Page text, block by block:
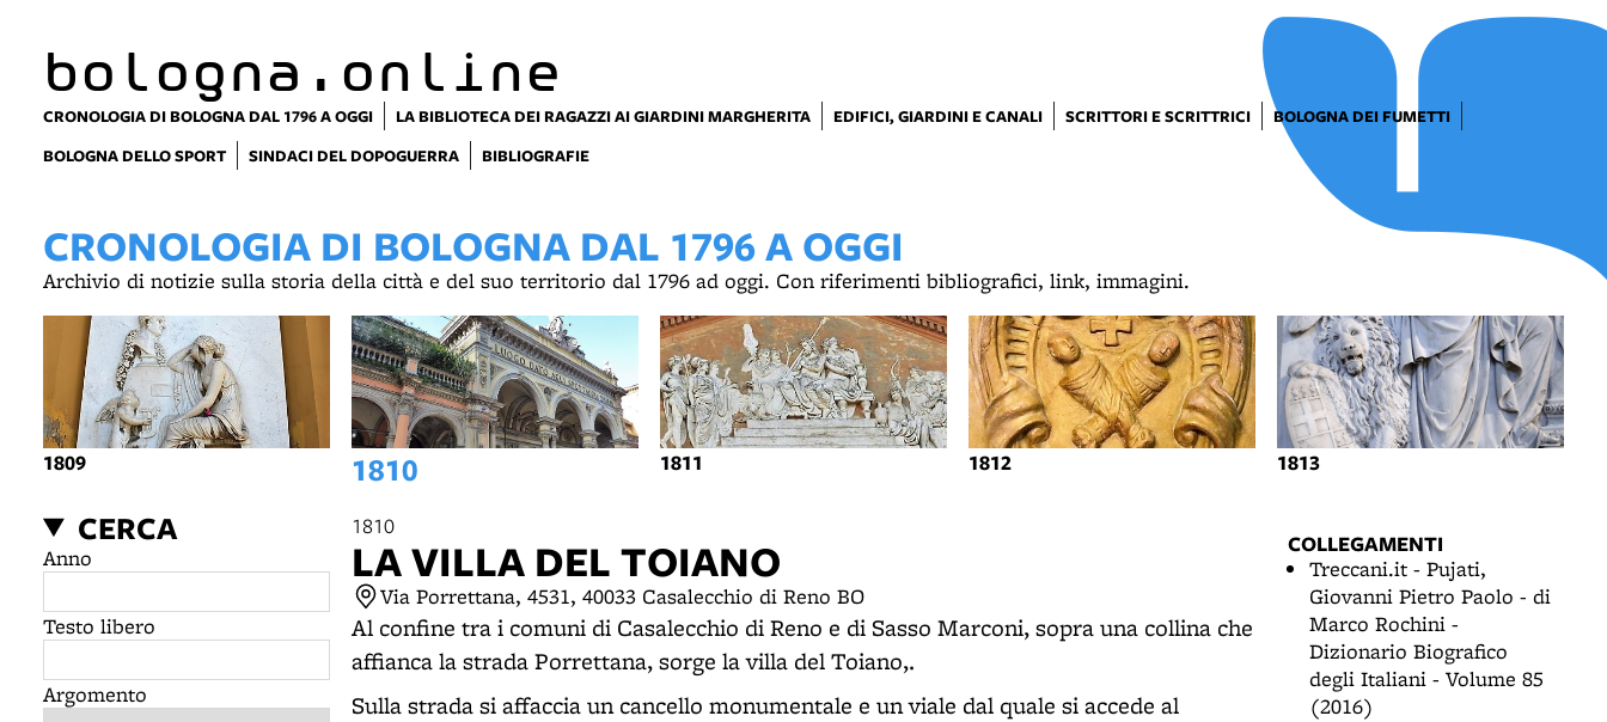
bologna.online
CRONOLOGIA DI BOLOGNA DAL 1796 A OGGI LA BIBLIOTECA DEI RAGAZZI AI GIARDINI MARGHERITA EDIFICI, GIARDINI E CANALI SCRITTORI E SCRITTRICI
BOLOGNA DEI FUMETTI
BOLOGNA DELLO SPORT
SINDACI DEL DOPOGUERRA BIBLIOGRAFIE
CRONOLOGIA DI BOLOGNA DAL 1796 A OGGI
Archivio di notizie sulla storia della città e del suo territorio dal 1796 ad oggi. Con riferimenti bibliografici, link, immagini.
1809 1810 1811 1812 1813
CERCA
Anno
Testo libero
Argomento
1810
LA VILLA DEL TOIANO
Via Porrettana, 4531, 40033 Casalecchio di Reno BO
Al confine tra i comuni di Casalecchio di Reno e di Sasso Marconi, sopra una collina che
affianca la strada Porrettana, sorge la villa del Toiano,.
Sulla strada si affaccia un cancello monumentale e un viale dal quale si accede al
COLLEGAMENTI
Treccani.it - Pujati,
Giovanni Pietro Paolo - di
Marco Rochini -
Dizionario Biografico
degli Italiani - Volume 85
(2016)